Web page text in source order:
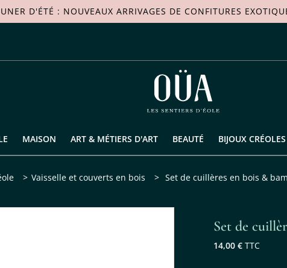
D'ÉTÉ : NOUVEAUX ARRIVAGES DE CONFITURES
MAISON ART & MÉTIERS D'ART BEAUTÉ BIJOUX CRÉOLES
> Vaisselle et couverts en bois > Set de cuillères en bois &
Set de
14,00 € TTC